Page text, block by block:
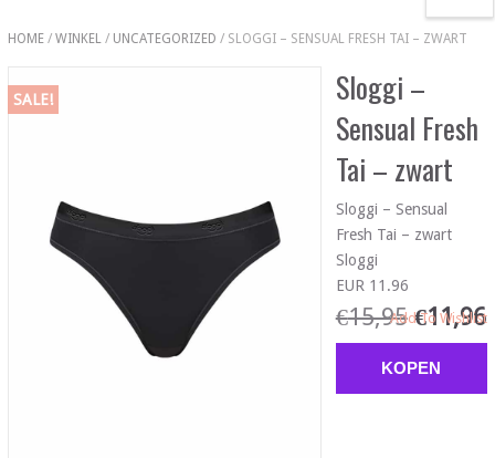
HOME/ WINKEL/ UNCATEGORIZED / SLOGGI – SENSUAL FRESH TAI – ZWART
SALE!
Sloggi –
Sensual Fresh
Tai – zwart
Sloggi – Sensual
Fresh Tai – zwart
Sloggi
EUR 11.96
€15,95 €11,96
KOPEN
Add To Wishlist